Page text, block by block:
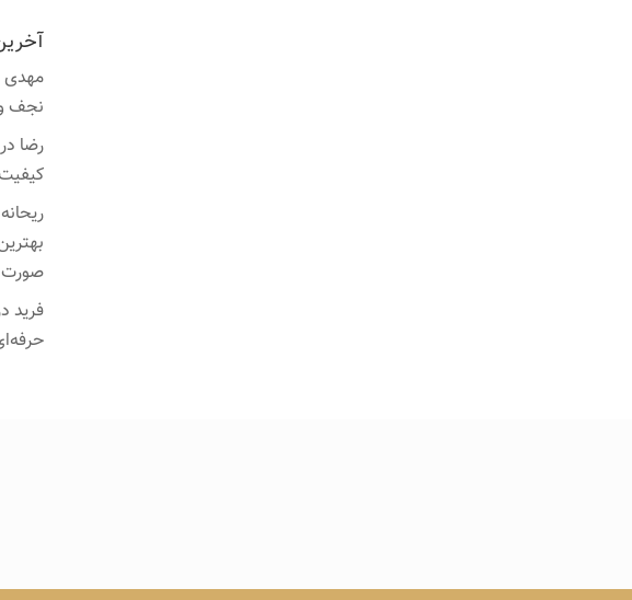
مهدی
نجف و
رضا
صورت
فرید